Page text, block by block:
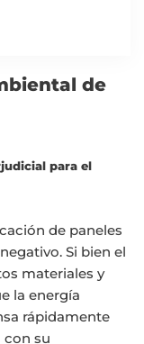
de
para el
de paneles
Si bien el
materiales y
la energía
rápidamente
con su